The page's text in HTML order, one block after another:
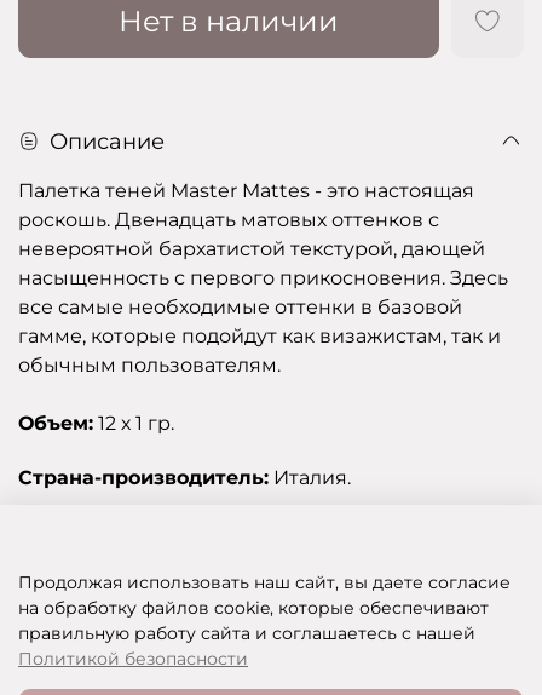
Нет в наличии
Описание
Палетка теней Master Mattes - это настоящая
роскошь. Двенадцать матовых оттенков с
невероятной бархатистой текстурой, дающей
насыщенность с первого прикосновения. Здесь
все самые необходимые оттенки в базовой
гамме, которые подойдут как визажистам, так и
обычным пользователям.
Объем: 12 х 1 гр.
Страна-производитель: Италия.
SHOP OF BEAUTY - МУЛЬТИБРЕНДОВЫЙ ИНТЕРНЕТ-МАГАЗИН КОСМЕТИКИ
Продолжая использовать наш сайт, вы даете согласие
на обработку файлов cookie, которые обеспечивают
правильную работу сайта и соглашаетесь с нашей
Политикой безопасности